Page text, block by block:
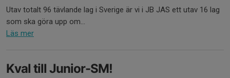
Utav totalt 96 tävlande lag i Sverige är vi i JB JAS ett utav 16 lag
som ska göra upp om...
Läs mer
Kval till Junior-SM!